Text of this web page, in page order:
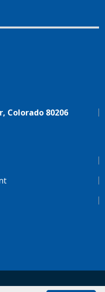
Colorado 80206